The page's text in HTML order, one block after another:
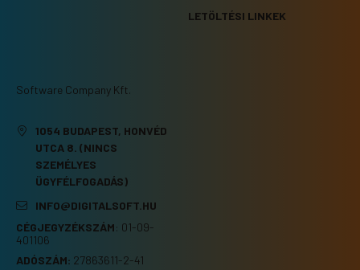
LETÖLTÉSI LINKEK
Software Company Kft.
1054 BUDAPEST, HONVÉD
UTCA 8. (NINCS
SZEMÉLYES
ÜGYFÉLFOGADÁS)
INFO@DIGITALSOFT.HU
CÉGJEGYZÉKSZÁM: 01-09-
401106
ADÓSZÁM: 27863611-2-41